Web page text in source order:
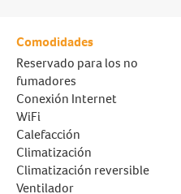
Comodidades
Reservado para los no
fumadores
Conexión Internet
WiFi
Calefacción
Climatización
Climatización reversible
Ventilador